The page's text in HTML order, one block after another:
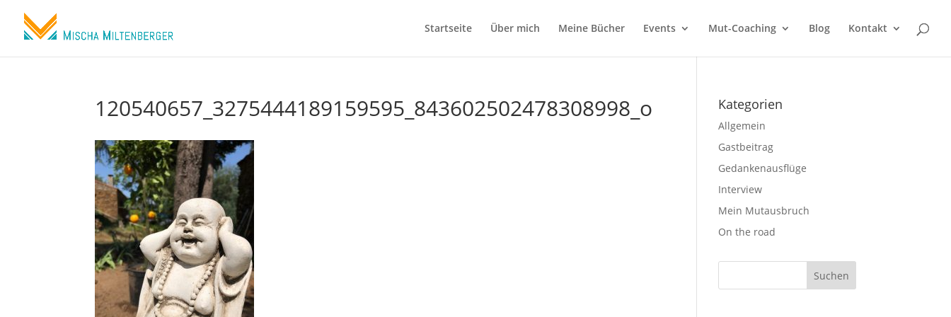
Startseite Über mich Meine Bücher Events Mut-Coaching Blog Kontakt
120540657_3275444189159595_843602502478308998_o Kategorien
Allgemein
Gastbeitrag
Gedankenausflüge
Interview
Mein Mutausbruch
On the road